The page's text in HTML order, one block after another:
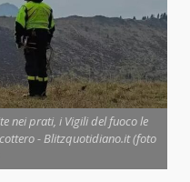
nei prati, i Vigili del fuoco le
- Blitzquotidiano.it (foto